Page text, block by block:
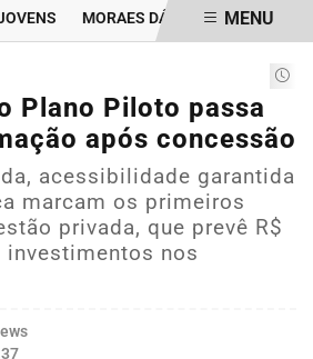
MORAES DÁ 48 HORAS PARA
MENU
Plano Piloto passa
após concessão
acessibilidade garantida
marcam os primeiros
privada, que prevê R$
nos